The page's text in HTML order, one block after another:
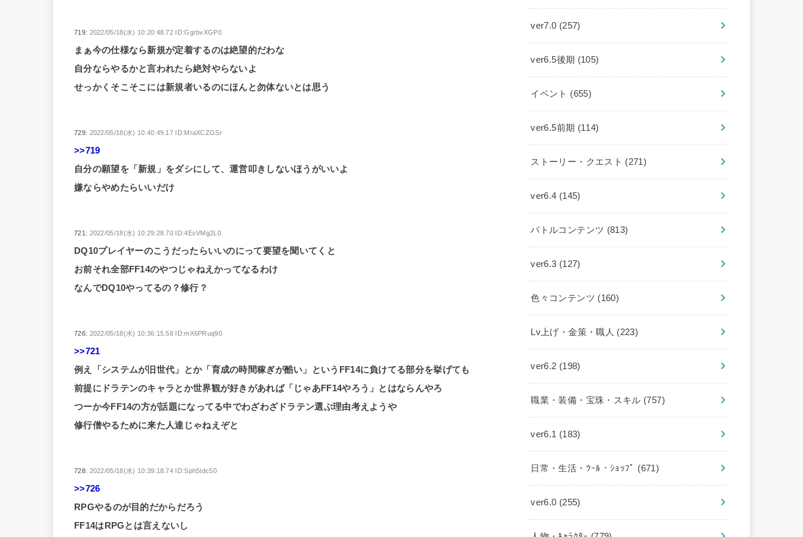
719: 2022/05/18(水) 10:20:48.72 ID:GgrbvXGP0
まぁ今の仕様なら新規が定着するのは絶望的だわな
自分ならやるかと言われたら絶対やらないよ
せっかくそこそこには新規者いるのにほんと勿体ないとは思う
729: 2022/05/18(水) 10:40:49.17 ID:MraXCZGSr
>>719
自分の願望を「新規」をダシにして、運営叩きしないほうがいいよ
嫌ならやめたらいいだけ
721: 2022/05/18(水) 10:29:28.70 ID:4EcVMg2L0
DQ10プレイヤーのこうだったらいいのにって要望を聞いてくと
お前それ全部FF14のやつじゃねえかってなるわけ
なんでDQ10やってるの？修行？
726: 2022/05/18(水) 10:36:15.58 ID:mX6PRuq90
>>721
例え「システムが旧世代」とか「育成の時間稼ぎが酷い」というFF14に負けてる部分を挙げても
前提にドラテンのキャラとか世界観が好きがあれば「じゃあFF14やろう」とはならんやろ
つーか今FF14の方が話題になってる中でわざわざドラテン選ぶ理由考えようや
修行僧やるために来た人達じゃねえぞと
728: 2022/05/18(水) 10:39:18.74 ID:Sph5tdc50
>>726
RPGやるのが目的だからだろう
FF14はRPGとは言えないし
ver7.0 (257)
ver6.5後期 (105)
イベント (655)
ver6.5前期 (114)
ストーリー・クエスト (271)
ver6.4 (145)
バトルコンテンツ (813)
ver6.3 (127)
色々コンテンツ (160)
Lv上げ・金策・職人 (223)
ver6.2 (198)
職業・装備・宝珠・スキル (757)
ver6.1 (183)
日常・生活・ﾂｰﾙ・ｼｮｯﾌﾟ (671)
ver6.0 (255)